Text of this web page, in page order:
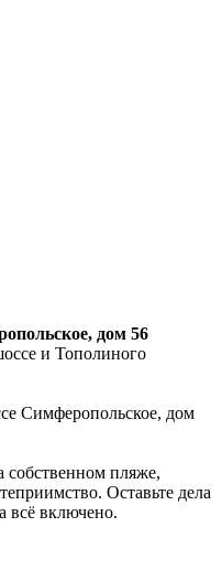
дом 56
и Тополиного
Симферопольское, дом
пляже,
Оставьте дела
всё включено.